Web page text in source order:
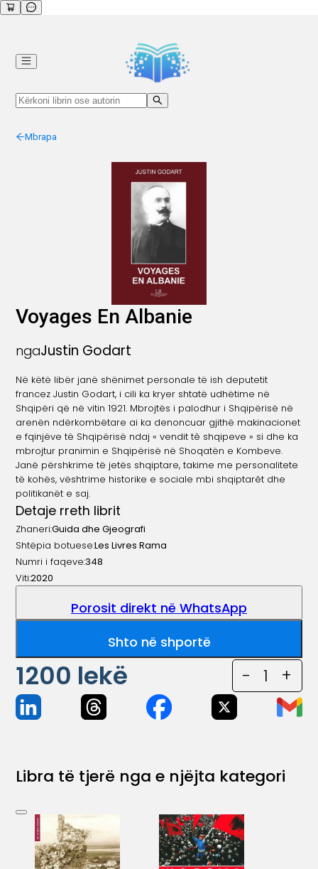
Mbrapa
Voyages En Albanie
ngaJustin Godart
Në këtë libër janë shënimet personale të ish deputetit
francez Justin Godart, i cili ka kryer shtatë udhëtime në
Shqipëri që në vitin 1921. Mbrojtës i palodhur i Shqipërisë në
arenën ndërkombëtare ai ka denoncuar gjithë makinacionet
e fqinjëve të Shqipërisë ndaj « vendit tê shqipeve » si dhe ka
mbrojtur pranimin e Shqipërisë në Shoqatën e Kombeve.
Janë përshkrime të jetës shqiptare, takime me personalitete
të kohës, vështrime historike e sociale mbi shqiptarêt dhe
politikanët e saj.
Detaje rreth librit
Zhaneri:Guida dhe Gjeografi
Shtëpia botuese:Les Livres Rama
Numri i faqeve:348
Viti:2020
Porosit direkt në WhatsApp
Shto në shportë
1200 lekë - 1 +
Libra të tjerë nga e njëjta kategori